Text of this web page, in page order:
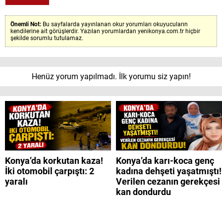
Önemli Not: Bu sayfalarda yayınlanan okur yorumları okuyucuların
kendilerine ait görüşlerdir. Yazılan yorumlardan yenikonya.com.tr hiçbir
şekilde sorumlu tutulamaz.
Henüz yorum yapılmadı. İlk yorumu siz yapın!
Konya’da korkutan kaza!
İki otomobil çarpıştı: 2
yaralı
Konya’da karı-koca genç
kadına dehşeti yaşatmıştı!
Verilen cezanın gerekçesi
kan dondurdu